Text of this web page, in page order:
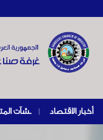
أخبار الاقتصاد |